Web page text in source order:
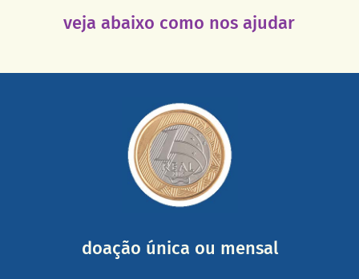
veja abaixo como nos ajudar
doação única ou mensal
mail mostrando tudo o que fizemos com a sua ajuda
somada a de outras pessoas.
saiba mais